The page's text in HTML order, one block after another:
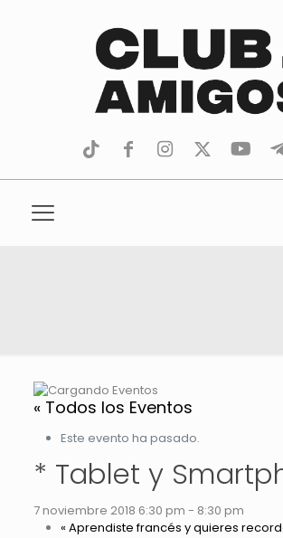
tiktokfacebookinstagram
Twitter
« Todos los Eventos
Este evento ha pasado.
* Tablet y
7 noviembre 2018 6:30 pm - 8:30 pm
« Aprendiste francés y quieres